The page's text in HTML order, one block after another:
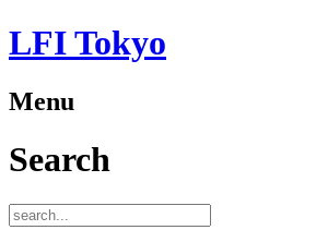
LFI Tokyo
Menu
Search